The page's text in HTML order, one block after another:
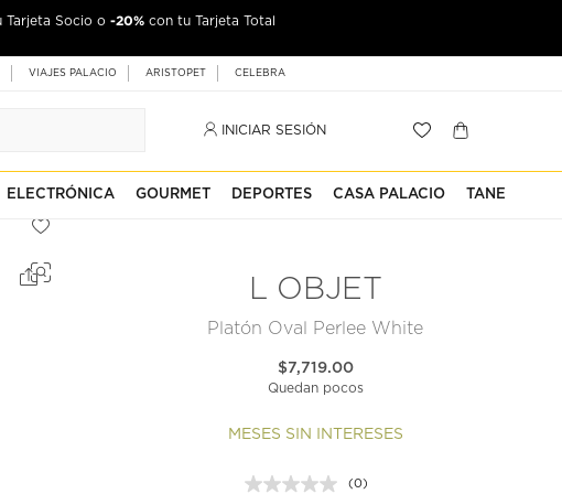
Tarjeta Socio o -20% con tu Tarjeta Total
VIAJES PALACIO ARISTOPET CELEBRA
INICIAR SESIÓN
ELECTRÓNICA GOURMET DEPORTES CASA PALACIO TANE
L OBJET
Platón Oval Perlee White
$7,719.00
Quedan pocos
MESES SIN INTERESES
(0)